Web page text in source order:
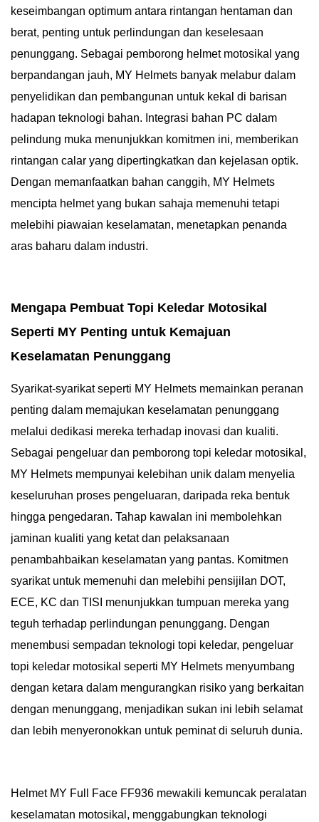
keseimbangan optimum antara rintangan hentaman dan
berat, penting untuk perlindungan dan keselesaan
penunggang. Sebagai pemborong helmet motosikal yang
berpandangan jauh, MY Helmets banyak melabur dalam
penyelidikan dan pembangunan untuk kekal di barisan
hadapan teknologi bahan. Integrasi bahan PC dalam
pelindung muka menunjukkan komitmen ini, memberikan
rintangan calar yang dipertingkatkan dan kejelasan optik.
Dengan memanfaatkan bahan canggih, MY Helmets
mencipta helmet yang bukan sahaja memenuhi tetapi
melebihi piawaian keselamatan, menetapkan penanda
aras baharu dalam industri.
Mengapa Pembuat Topi Keledar Motosikal
Seperti MY Penting untuk Kemajuan
Keselamatan Penunggang
Syarikat-syarikat seperti MY Helmets memainkan peranan
penting dalam memajukan keselamatan penunggang
melalui dedikasi mereka terhadap inovasi dan kualiti.
Sebagai pengeluar dan pemborong topi keledar motosikal,
MY Helmets mempunyai kelebihan unik dalam menyelia
keseluruhan proses pengeluaran, daripada reka bentuk
hingga pengedaran. Tahap kawalan ini membolehkan
jaminan kualiti yang ketat dan pelaksanaan
penambahbaikan keselamatan yang pantas. Komitmen
syarikat untuk memenuhi dan melebihi pensijilan DOT,
ECE, KC dan TISI menunjukkan tumpuan mereka yang
teguh terhadap perlindungan penunggang. Dengan
menembusi sempadan teknologi topi keledar, pengeluar
topi keledar motosikal seperti MY Helmets menyumbang
dengan ketara dalam mengurangkan risiko yang berkaitan
dengan menunggang, menjadikan sukan ini lebih selamat
dan lebih menyeronokkan untuk peminat di seluruh dunia.
Helmet MY Full Face FF936 mewakili kemuncak peralatan
keselamatan motosikal, menggabungkan teknologi